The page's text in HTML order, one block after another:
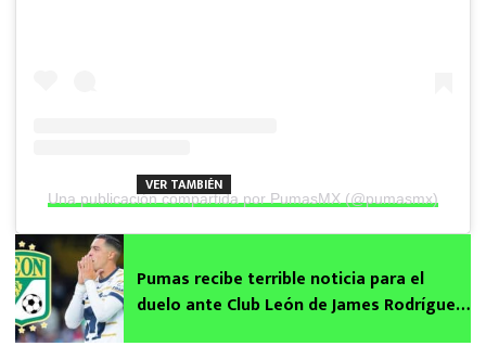
Una publicación compartida por PumasMX (@pumasmx)
VER TAMBIÉN
Pumas recibe terrible noticia para el
duelo ante Club León de James Rodríguez: